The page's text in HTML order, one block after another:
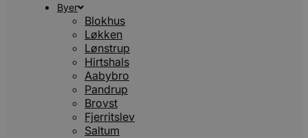
Byer
Blokhus
Løkken
Lønstrup
Hirtshals
Aabybro
Pandrup
Brovst
Fjerritslev
Saltum